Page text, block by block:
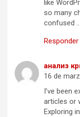
like
so many
confused
Responder
анализ
16 de
I’ve been
articles or
Exploring